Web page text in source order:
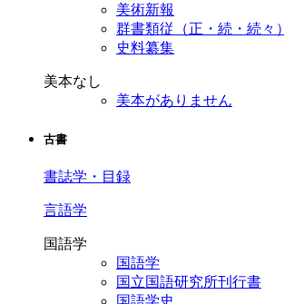
美術新報
群書類従（正・続・続々）
史料纂集
美本なし
美本がありません
古書
書誌学・目録
言語学
国語学
国語学
国立国語研究所刊行書